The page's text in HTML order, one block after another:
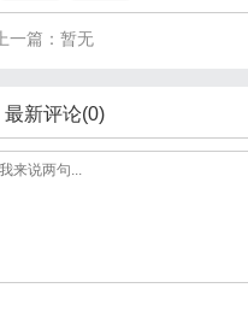
上一篇：暂无
最新评论(0)